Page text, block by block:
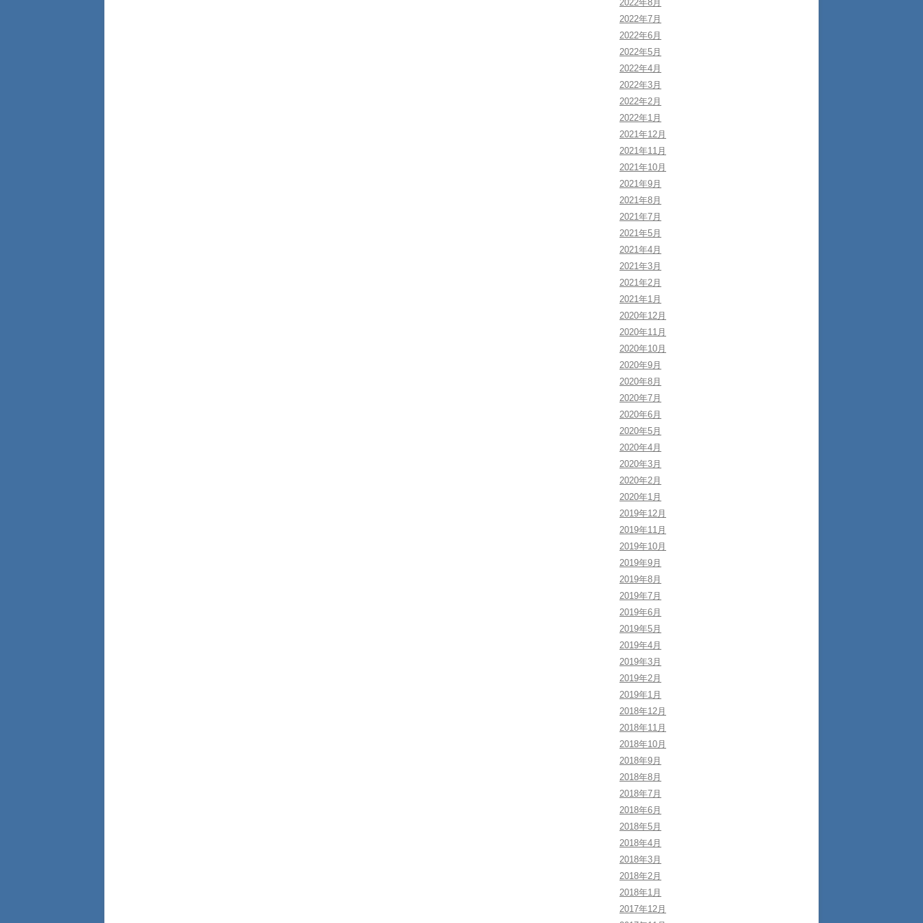
2022年8月
2022年7月
2022年6月
2022年5月
2022年4月
2022年3月
2022年2月
2022年1月
2021年12月
2021年11月
2021年10月
2021年9月
2021年8月
2021年7月
2021年5月
2021年4月
2021年3月
2021年2月
2021年1月
2020年12月
2020年11月
2020年10月
2020年9月
2020年8月
2020年7月
2020年6月
2020年5月
2020年4月
2020年3月
2020年2月
2020年1月
2019年12月
2019年11月
2019年10月
2019年9月
2019年8月
2019年7月
2019年6月
2019年5月
2019年4月
2019年3月
2019年2月
2019年1月
2018年12月
2018年11月
2018年10月
2018年9月
2018年8月
2018年7月
2018年6月
2018年5月
2018年4月
2018年3月
2018年2月
2018年1月
2017年12月